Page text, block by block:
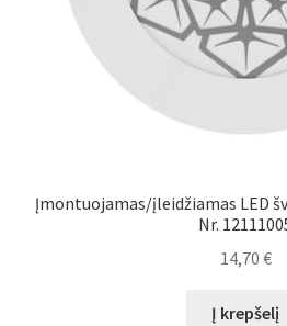
Įmontuojamas/įleidžiamas LED
Nr.
14,70 €
Į krepšelį